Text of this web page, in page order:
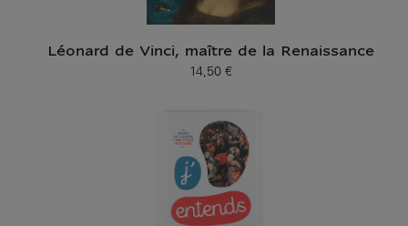
Léonard de Vinci, maître de la Renaissance
Prix ​​actuel
14,50 €